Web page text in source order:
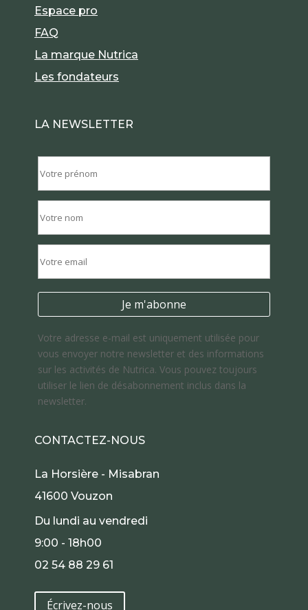
Espace pro
FAQ
La marque Nutrica
Les fondateurs
LA NEWSLETTER
Votre adresse e-mail est uniquement utilisée pour
vous envoyer notre newsletter et des informations
sur les activités de Nutrica. Vous pouvez toujours
utiliser le lien de désabonnement inclus dans la
newsletter.
CONTACTEZ-NOUS
La Horsière - Misabran
41600 Vouzon
Du lundi au vendredi
9:00 - 18h00
02 54 88 29 61
Écrivez-nous